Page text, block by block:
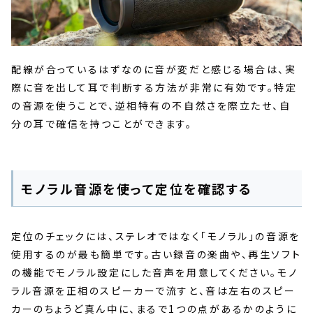
配線が合っているはずなのに音が変だと感じる場合は、実
際に音を出して耳で判断する方法が非常に有効です。特定
の音源を使うことで、逆相特有の不自然さを際立たせ、自
分の耳で確信を持つことができます。
モノラル音源を使って定位を確認する
定位のチェックには、ステレオではなく「モノラル」の音源を
使用するのが最も簡単です。古い録音の楽曲や、再生ソフト
の機能でモノラル設定にした音声を用意してください。モノ
ラル音源を正相のスピーカーで流すと、音は左右のスピー
カーのちょうど真ん中に、まるで1つの点があるかのように